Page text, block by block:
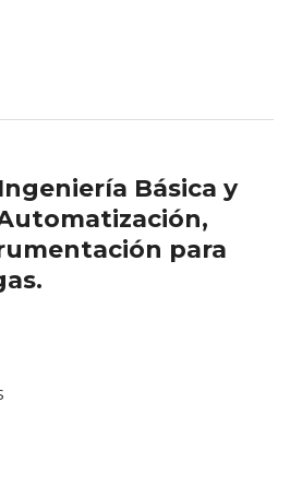
Básica y
para